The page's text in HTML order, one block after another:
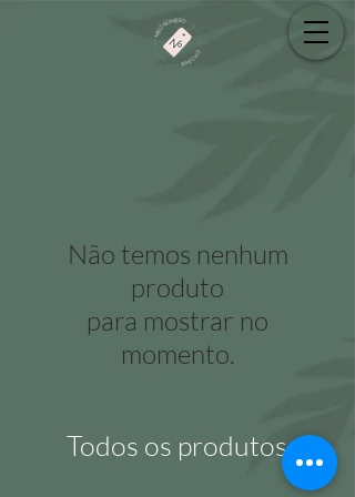
Não temos nenhum
produto
para mostrar no
momento.
Todos os produtos